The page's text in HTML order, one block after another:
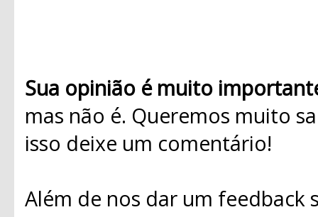
Sua opinião é muito
mas não é. Queremos muito
isso deixe um comentário!
Além de nos dar um